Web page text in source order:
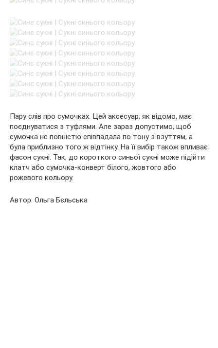
Пару слів про сумочках. Цей аксесуар, як відомо, має
поєднуватися з туфлями. Але зараз допустимо, щоб
сумочка не повністю співпадала по тону з взуттям, а
була приблизно того ж відтінку. На її вибір також впливає
фасон сукні. Так, до короткого синьої сукні може підійти
клатч або сумочка-конверт білого, жовтого або
рожевого кольору.
Автор: Ольга Бєльська